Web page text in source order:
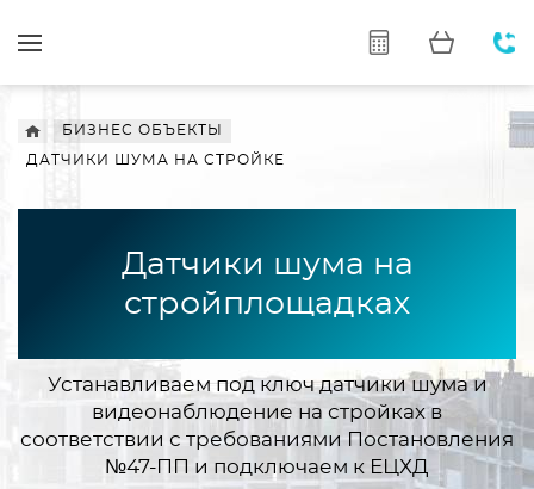
БИЗНЕС ОБЪЕКТЫ
ДАТЧИКИ ШУМА НА СТРОЙКЕ
Датчики шума на
стройплощадках
Устанавливаем под ключ датчики шума и
видеонаблюдение на стройках в
соответствии с требованиями Постановления
№47-ПП и подключаем к ЕЦХД